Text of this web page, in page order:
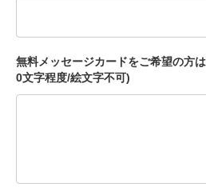
無料メッセージカードをご希望の方
0文字程度/絵文字不可)